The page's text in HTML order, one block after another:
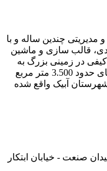
مدیریتی چندین ساله و با
قالب سازی و ماشین
در زمینی بزرگ به
مساحت تقریبی 12.000 متر مربع و زیربنای حدود 3.500 متر مربع
و در مجاورت شهرستان آبیک واقع شده
شهرک صنعتی کاسپین 2 - میدان صنعت - خیابان ابتکار